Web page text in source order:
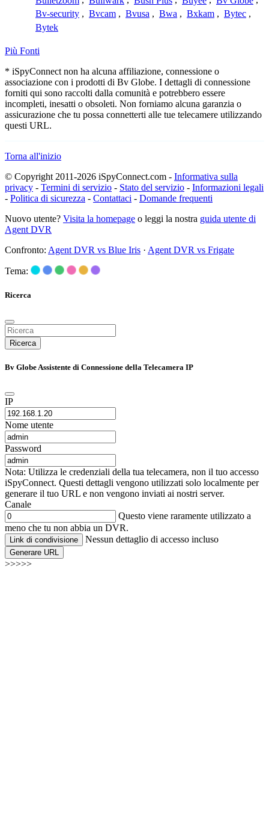
Bv-security , Bvcam , Bvusa , Bwa , Bxkam , Bytec ,
Bytek
Più Fonti
* iSpyConnect non ha alcuna affiliazione, connessione o
associazione con i prodotti di Bv Globe. I dettagli di connessione
forniti qui sono raccolti dalla comunità e potrebbero essere
incompleti, inesatti o obsoleti. Non forniamo alcuna garanzia o
assicurazione che tu possa connetterti alle tue telecamere utilizzando
questi URL.
Torna all'inizio
© Copyright 2011-2026 iSpyConnect.com - Informativa sulla
privacy - Termini di servizio - Stato del servizio - Informazioni legali
- Politica di sicurezza - Contattaci - Domande frequenti
Nuovo utente? Visita la homepage o leggi la nostra guida utente di
Agent DVR
Confronto: Agent DVR vs Blue Iris · Agent DVR vs Frigate
Tema:
Ricerca
Ricerca
Bv Globe Assistente di Connessione della Telecamera IP
IP
Nome utente
Password
Nota: Utilizza le credenziali della tua telecamera, non il tuo accesso
iSpyConnect. Questi dettagli vengono utilizzati solo localmente per
generare il tuo URL e non vengono inviati ai nostri server.
Canale
Questo viene raramente utilizzato a
meno che tu non abbia un DVR.
Link di condivisione Nessun dettaglio di accesso incluso
Generare URL
>>>>>